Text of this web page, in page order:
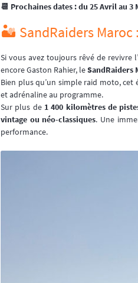
📆 Prochaines dates : du 25 Avril au 3
🏜️ SandRaiders Maroc
Si vous avez toujours rêvé de revivre
encore Gaston Rahier, leSandRaiders
Bien plus qu’un simple raid moto,
et adrénaline au programme.
Sur plus de 1 400 kilomètres de
vintage ou néo-classiques. Une
performance.